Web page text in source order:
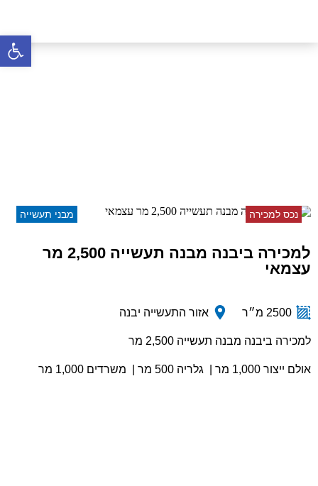
למכירה ביבנה מבנה תעשייה
מבני תעשייה נכס למכירה
למכירה ביבנה מבנה תעשייה 2,500 מר
עצמאי
2500 מ״ר אזור התעשייה יבנה
למכירה ביבנה מבנה תעשייה 2,500 מר
אולם ייצור 1,000 מר | גלריה 500 מר | משרדים 1,000 מר
פתח